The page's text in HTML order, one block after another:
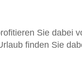
Sie dabei
finden Sie